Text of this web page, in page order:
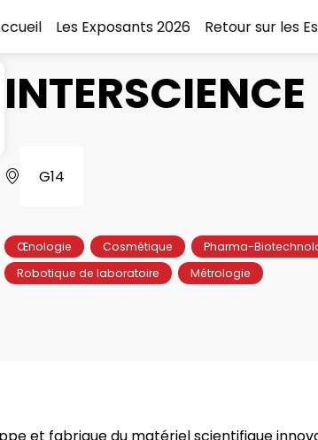
Les Exposants 2026 Retour sur les
INTERSCIENCE
G14
Œnologie Cosmétique
Pharma-
Robotique de laboratoire
Métrologie